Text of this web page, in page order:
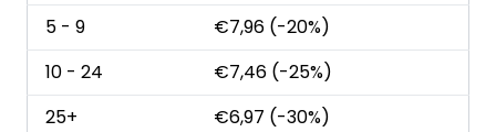
5 - 9
€7,96 (-20%)
10 - 24
€7,46 (-25%)
25+
€6,97 (-30%)